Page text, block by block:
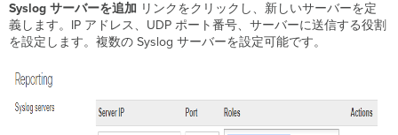
Syslog サーバーを追加 リンクをクリックし、新しいサーバーを定
義します。IP アドレス、UDP ポート番号、サーバーに送信する役割
を設定します。複数の Syslog サーバーを設定可能です。